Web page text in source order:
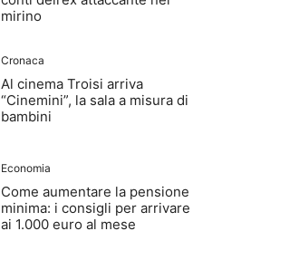
mirino
Cronaca
Al cinema Troisi arriva
“Cinemini”, la sala a misura di
bambini
Economia
Come aumentare la pensione
minima: i consigli per arrivare
ai 1.000 euro al mese